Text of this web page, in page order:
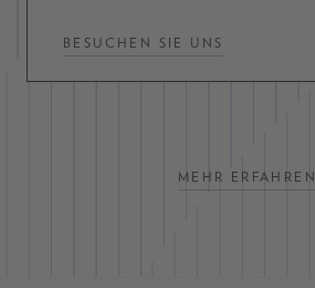
BESUCHEN SIE UNS
MEHR ERFAHREN